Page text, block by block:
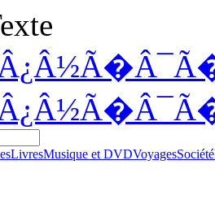
LivresMusique et DVDVoyagesSociété